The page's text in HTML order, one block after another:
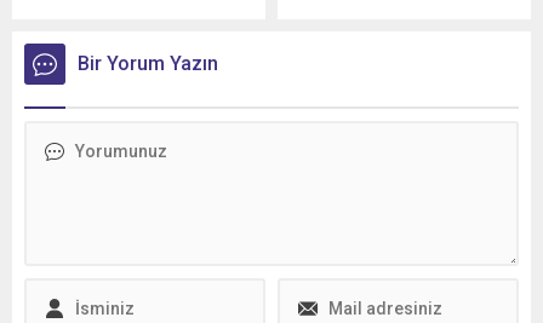
lojistik alanında faaliyet
gösteren Tur Transit
Lojistik’e 50 adet Mercedes-
teslimatı gerçekleştirdi.
Bir Yorum Yazın